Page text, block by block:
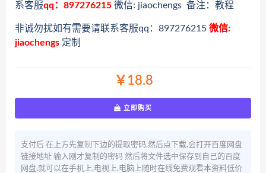
系客服qq：897276215 微信: jiaochengs 备注：教程
非诚勿扰如有需要请联系客服qq：897276215 微信:
jiaochengs 定制
￥18.8
立即购买
支付后 在上方先复制下边的提取密码,然后点下载,会打开百度网盘
链接地址 输入刚才复制的密码 然后将文件选中保存到自己的百度
网盘,就可以在手机上,电视上,电脑上随时在线免费观看本资料低价